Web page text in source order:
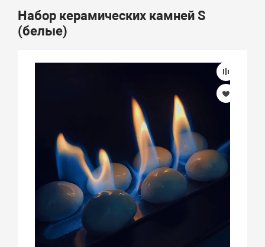
Набор керамических камней S
(белые)